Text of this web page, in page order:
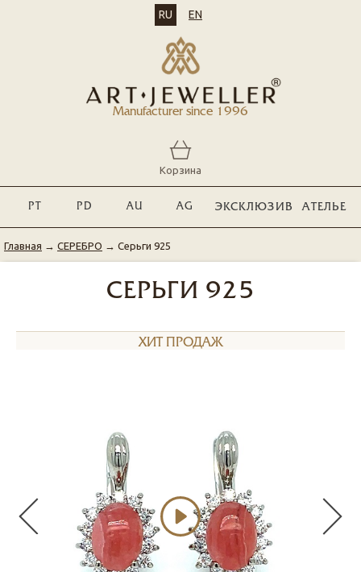
Manufacturer since 1996
RU EN
Корзина
PT PD AU AG ЭКСКЛЮЗИВ АТЕЛЬЕ
Главная → СЕРЕБРО → Серьги 925
СЕРЬГИ 925
ХИТ ПРОДАЖ